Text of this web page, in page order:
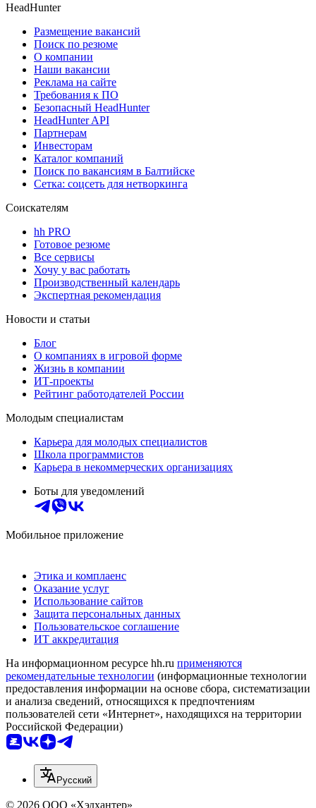
HeadHunter
Размещение вакансий
Поиск по резюме
О компании
Наши вакансии
Реклама на сайте
Требования к ПО
Безопасный HeadHunter
HeadHunter API
Партнерам
Инвесторам
Каталог компаний
Поиск по вакансиям в Балтийске
Сетка: соцсеть для нетворкинга
Соискателям
hh PRO
Готовое резюме
Все сервисы
Хочу у вас работать
Производственный календарь
Экспертная рекомендация
Новости и статьи
Блог
О компаниях в игровой форме
Жизнь в компании
ИТ-проекты
Рейтинг работодателей России
Молодым специалистам
Карьера для молодых специалистов
Школа программистов
Карьера в некоммерческих организациях
Боты для уведомлений
Мобильное приложение
Этика и комплаенс
Оказание услуг
Использование сайтов
Защита персональных данных
Пользовательское соглашение
ИТ аккредитация
На информационном ресурсе hh.ru применяются
рекомендательные технологии (информационные технологии
предоставления информации на основе сбора, систематизации
и анализа сведений, относящихся к предпочтениям
пользователей сети «Интернет», находящихся на территории
Российской Федерации)
Русский
© 2026 ООО «Хэдхантер»